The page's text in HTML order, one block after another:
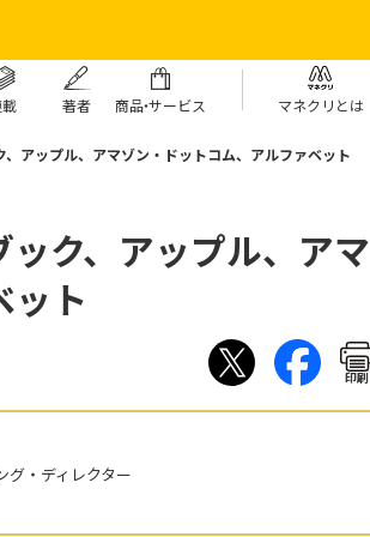
著者 商品・サービス マネクリとは
、アップル、アマゾン・ドットコム、アルファベット
ック、アップル、アマ
ット
印刷
・ディレクター